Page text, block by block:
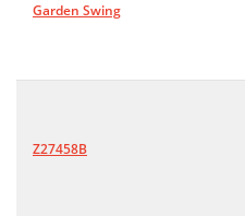
Garden Swing
Z27458B